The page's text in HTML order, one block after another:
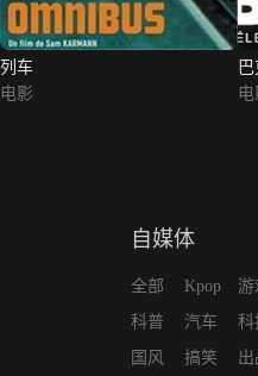
列车
电影
电
自媒体
全部
科普
国风
Kpop
汽车
搞笑
游
科
出